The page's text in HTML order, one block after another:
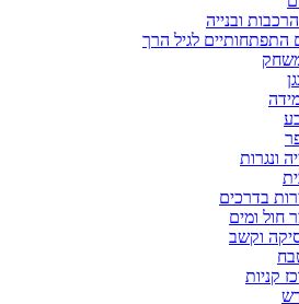
ובנייה
התפתחותיים לגיל הרך
ונגרות
בדרכים
חול ומים
וקשב
קניות